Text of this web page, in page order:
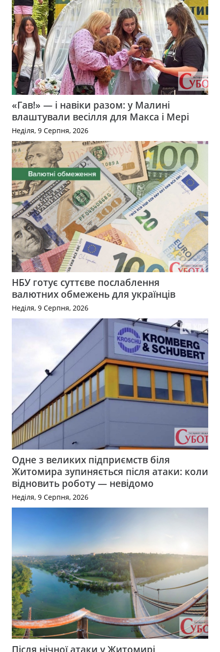
«Гав!» — і навіки разом: у Малині
влаштували весілля для Макса і Мері
Неділя, 9 Серпня, 2026
НБУ готує суттєве послаблення
валютних обмежень для українців
Неділя, 9 Серпня, 2026
Одне з великих підприємств біля
Житомира зупиняється після атаки: коли
відновить роботу — невідомо
Неділя, 9 Серпня, 2026
Після нічної атаки у Житомирі